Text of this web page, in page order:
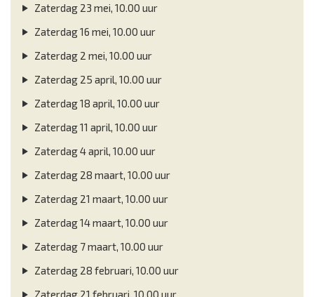
Zaterdag 23 mei, 10.00 uur
Zaterdag 16 mei, 10.00 uur
Zaterdag 2 mei, 10.00 uur
Zaterdag 25 april, 10.00 uur
Zaterdag 18 april, 10.00 uur
Zaterdag 11 april, 10.00 uur
Zaterdag 4 april, 10.00 uur
Zaterdag 28 maart, 10.00 uur
Zaterdag 21 maart, 10.00 uur
Zaterdag 14 maart, 10.00 uur
Zaterdag 7 maart, 10.00 uur
Zaterdag 28 februari, 10.00 uur
Zaterdag 21 februari, 10.00 uur